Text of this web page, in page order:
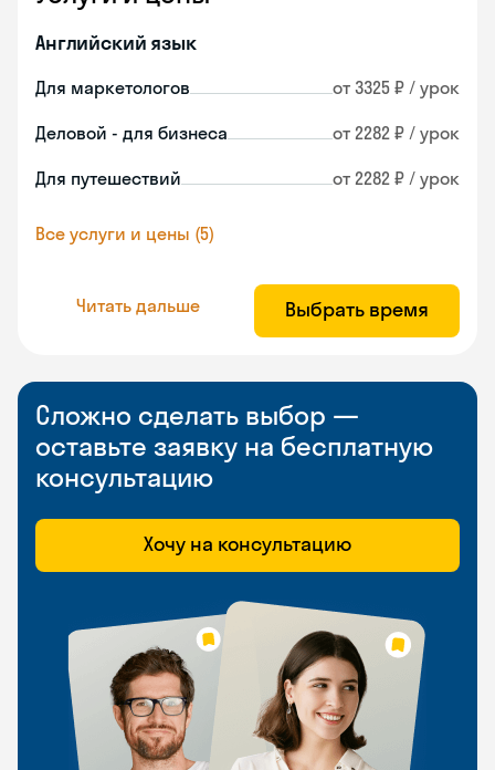
Английский язык
Для маркетологов от 3325 ₽ / урок
Деловой - для бизнеса от 2282 ₽ / урок
Для путешествий от 2282 ₽ / урок
Все услуги и цены (5)
Читать дальше Выбрать время
Сложно сделать выбор —
оставьте заявку на бесплатную
консультацию
Хочу на консультацию